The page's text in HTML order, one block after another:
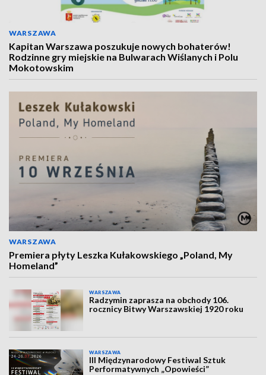
WARSZAWA
Kapitan Warszawa poszukuje nowych bohaterów!
Rodzinne gry miejskie na Bulwarach Wiślanych i Polu
Mokotowskim
WARSZAWA
Premiera płyty Leszka Kułakowskiego „Poland, My
Homeland”
WARSZAWA
Radzymin zaprasza na obchody 106.
rocznicy Bitwy Warszawskiej 1920 roku
WARSZAWA
III Międzynarodowy Festiwal Sztuk
Performatywnych „Opowieści”